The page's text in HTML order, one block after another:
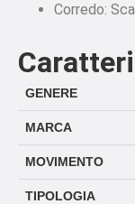
Corredo:
GENERE
MARCA
MOVIMENTO
TIPOLOGIA